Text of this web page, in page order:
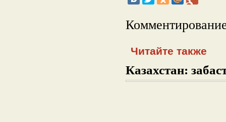
Читайте также
Казахстан: